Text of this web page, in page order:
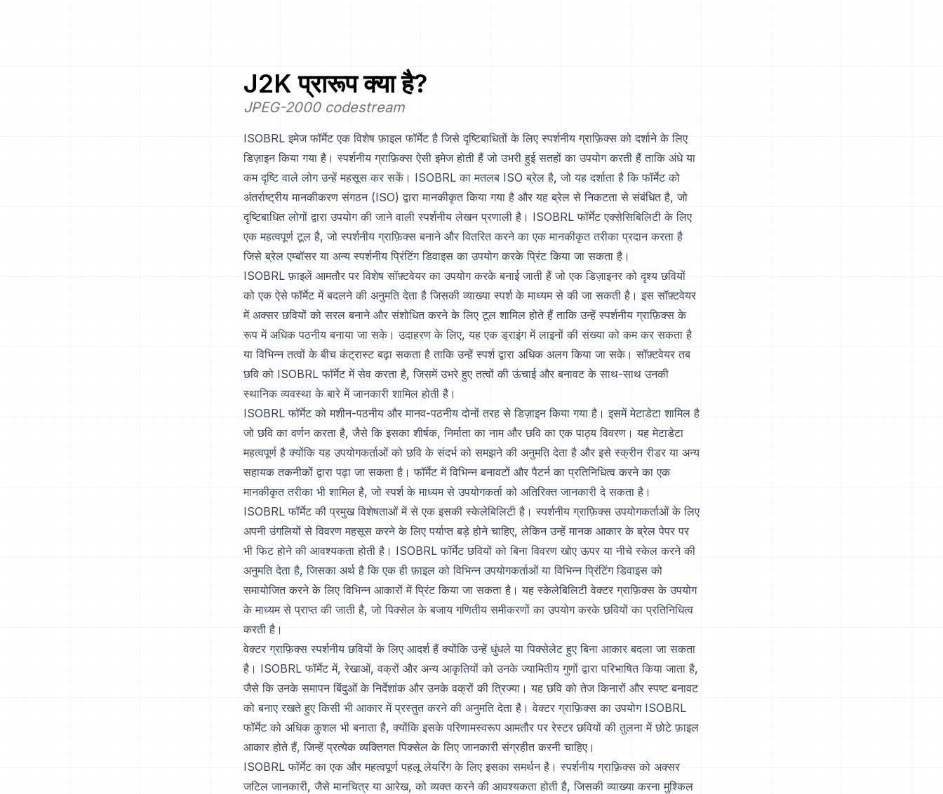
J2K प्रारूप क्या है?
JPEG-2000 codestream
ISOBRL इमेज फॉर्मेट एक विशेष फ़ाइल फॉर्मेट है जिसे दृष्टिबाधितों के लिए स्पर्शनीय ग्राफ़िक्स को दर्शाने के लिए
डिज़ाइन किया गया है। स्पर्शनीय ग्राफ़िक्स ऐसी इमेज होती हैं जो उभरी हुई सतहों का उपयोग करती हैं ताकि अंधे या
कम दृष्टि वाले लोग उन्हें महसूस कर सकें। ISOBRL का मतलब ISO ब्रेल है, जो यह दर्शाता है कि फॉर्मेट को
अंतर्राष्ट्रीय मानकीकरण संगठन (ISO) द्वारा मानकीकृत किया गया है और यह ब्रेल से निकटता से संबंधित है, जो
दृष्टिबाधित लोगों द्वारा उपयोग की जाने वाली स्पर्शनीय लेखन प्रणाली है। ISOBRL फॉर्मेट एक्सेसिबिलिटी के लिए
एक महत्वपूर्ण टूल है, जो स्पर्शनीय ग्राफ़िक्स बनाने और वितरित करने का एक मानकीकृत तरीका प्रदान करता है
जिसे ब्रेल एम्बॉसर या अन्य स्पर्शनीय प्रिंटिंग डिवाइस का उपयोग करके प्रिंट किया जा सकता है।
ISOBRL फ़ाइलें आमतौर पर विशेष सॉफ़्टवेयर का उपयोग करके बनाई जाती हैं जो एक डिज़ाइनर को दृश्य छवियों
को एक ऐसे फॉर्मेट में बदलने की अनुमति देता है जिसकी व्याख्या स्पर्श के माध्यम से की जा सकती है। इस सॉफ़्टवेयर
में अक्सर छवियों को सरल बनाने और संशोधित करने के लिए टूल शामिल होते हैं ताकि उन्हें स्पर्शनीय ग्राफ़िक्स के
रूप में अधिक पठनीय बनाया जा सके। उदाहरण के लिए, यह एक ड्राइंग में लाइनों की संख्या को कम कर सकता है
या विभिन्न तत्वों के बीच कंट्रास्ट बढ़ा सकता है ताकि उन्हें स्पर्श द्वारा अधिक अलग किया जा सके। सॉफ़्टवेयर तब
छवि को ISOBRL फॉर्मेट में सेव करता है, जिसमें उभरे हुए तत्वों की ऊंचाई और बनावट के साथ-साथ उनकी
स्थानिक व्यवस्था के बारे में जानकारी शामिल होती है।
ISOBRL फॉर्मेट को मशीन-पठनीय और मानव-पठनीय दोनों तरह से डिज़ाइन किया गया है। इसमें मेटाडेटा शामिल है
जो छवि का वर्णन करता है, जैसे कि इसका शीर्षक, निर्माता का नाम और छवि का एक पाठ्य विवरण। यह मेटाडेटा
महत्वपूर्ण है क्योंकि यह उपयोगकर्ताओं को छवि के संदर्भ को समझने की अनुमति देता है और इसे स्क्रीन रीडर या अन्य
सहायक तकनीकों द्वारा पढ़ा जा सकता है। फॉर्मेट में विभिन्न बनावटों और पैटर्न का प्रतिनिधित्व करने का एक
मानकीकृत तरीका भी शामिल है, जो स्पर्श के माध्यम से उपयोगकर्ता को अतिरिक्त जानकारी दे सकता है।
ISOBRL फॉर्मेट की प्रमुख विशेषताओं में से एक इसकी स्केलेबिलिटी है। स्पर्शनीय ग्राफ़िक्स उपयोगकर्ताओं के लिए
अपनी उंगलियों से विवरण महसूस करने के लिए पर्याप्त बड़े होने चाहिए, लेकिन उन्हें मानक आकार के ब्रेल पेपर पर
भी फिट होने की आवश्यकता होती है। ISOBRL फॉर्मेट छवियों को बिना विवरण खोए ऊपर या नीचे स्केल करने की
अनुमति देता है, जिसका अर्थ है कि एक ही फ़ाइल को विभिन्न उपयोगकर्ताओं या विभिन्न प्रिंटिंग डिवाइस को
समायोजित करने के लिए विभिन्न आकारों में प्रिंट किया जा सकता है। यह स्केलेबिलिटी वेक्टर ग्राफ़िक्स के उपयोग
के माध्यम से प्राप्त की जाती है, जो पिक्सेल के बजाय गणितीय समीकरणों का उपयोग करके छवियों का प्रतिनिधित्व
करती है।
वेक्टर ग्राफ़िक्स स्पर्शनीय छवियों के लिए आदर्श हैं क्योंकि उन्हें धुंधले या पिक्सेलेट हुए बिना आकार बदला जा सकता
है। ISOBRL फॉर्मेट में, रेखाओं, वक्रों और अन्य आकृतियों को उनके ज्यामितीय गुणों द्वारा परिभाषित किया जाता है,
जैसे कि उनके समापन बिंदुओं के निर्देशांक और उनके वक्रों की त्रिज्या। यह छवि को तेज किनारों और स्पष्ट बनावट
को बनाए रखते हुए किसी भी आकार में प्रस्तुत करने की अनुमति देता है। वेक्टर ग्राफ़िक्स का उपयोग ISOBRL
फॉर्मेट को अधिक कुशल भी बनाता है, क्योंकि इसके परिणामस्वरूप आमतौर पर रेस्टर छवियों की तुलना में छोटे फ़ाइल
आकार होते हैं, जिन्हें प्रत्येक व्यक्तिगत पिक्सेल के लिए जानकारी संग्रहीत करनी चाहिए।
ISOBRL फॉर्मेट का एक और महत्वपूर्ण पहलू लेयरिंग के लिए इसका समर्थन है। स्पर्शनीय ग्राफ़िक्स को अक्सर
जटिल जानकारी, जैसे मानचित्र या आरेख, को व्यक्त करने की आवश्यकता होती है, जिसकी व्याख्या करना मुश्किल